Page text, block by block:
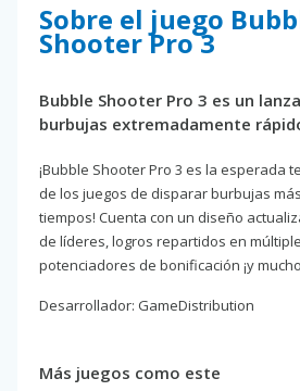
Sobre el juego
Shooter Pro 3
Bubble Shooter Pro 3 es un
burbujas extremadamente
¡Bubble Shooter Pro 3 es la esperada
de los juegos de disparar burbujas
tiempos! Cuenta con un diseño
de líderes, logros repartidos en
potenciadores de bonificación ¡y
Desarrollador: GameDistribution
Más juegos como este